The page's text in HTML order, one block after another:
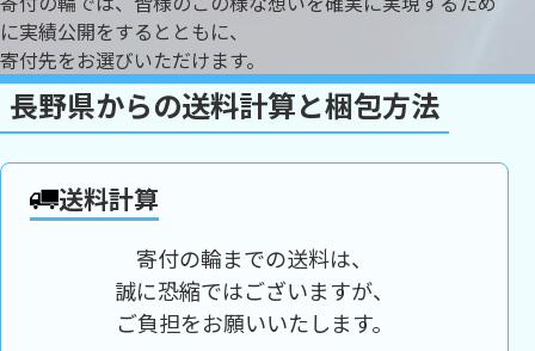
に実績公開をするとともに、
寄付先をお選びいただけます。
長野県からの送料計算と梱包方法
送料計算
寄付の輪までの送料は、
誠に恐縮ではございますが、
ご負担をお願いいたします。